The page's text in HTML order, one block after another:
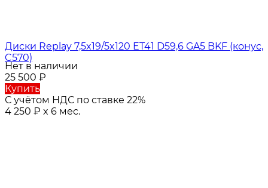
Диски Replay 7,5x19/5x120 ET41 D59,6 GA5 BKF (конус,
C570)
Нет в наличии
25 500 ₽
Купить
С учётом НДС по ставке 22%
4 250 ₽ x 6 мес.